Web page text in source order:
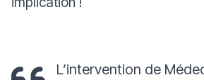
L’intervention de